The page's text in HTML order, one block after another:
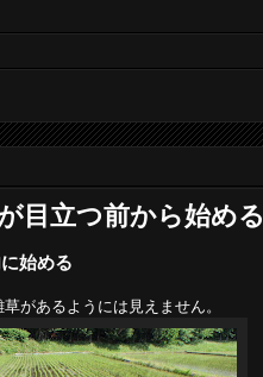
目立つ前から始める
始める
があるようには見えません。